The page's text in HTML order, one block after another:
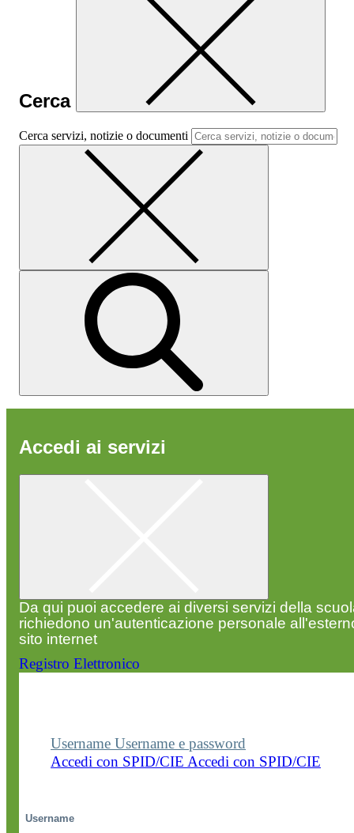
Cerca
Cerca servizi, notizie o documenti
Accedi ai servizi
Da qui puoi accedere ai diversi servizi della
richiedono un'autenticazione personale
sito internet
Registro Elettronico
Username Username e password
Accedi con SPID/CIE Accedi con SPID/CIE